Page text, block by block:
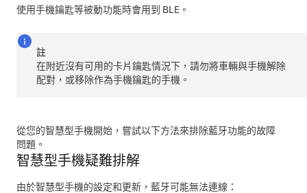
使用手機鑰匙等被動功能時會用到 BLE。
註
在附近沒有可用的卡片鑰匙情況下，請勿將車輛與手機解除
配對，或移除作為手機鑰匙的手機。
從您的智慧型手機開始，嘗試以下方法來排除藍牙功能的故障
問題。
智慧型手機疑難排解
由於智慧型手機的設定和更新，藍牙可能無法連線：